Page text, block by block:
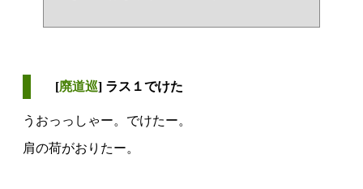
[廃道巡] ラス１でけた
うおっっしゃー。でけたー。
肩の荷がおりたー。